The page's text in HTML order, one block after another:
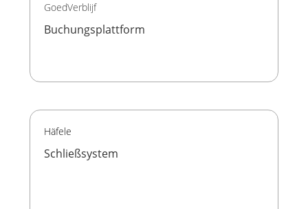
GoedVerblijf
Buchungsplattform
Häfele
Schließsystem